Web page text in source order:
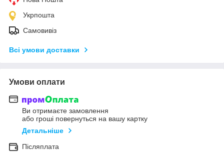
Укрпошта
Самовивіз
Всі умови доставки
Умови оплати
Ви отримаєте замовлення
або гроші повернуться на вашу картку
Детальніше
Післяплата